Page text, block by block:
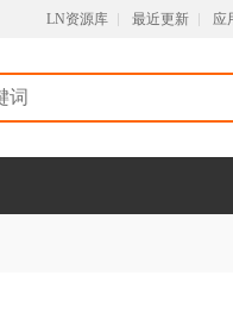
LN资源库 最近更新 应